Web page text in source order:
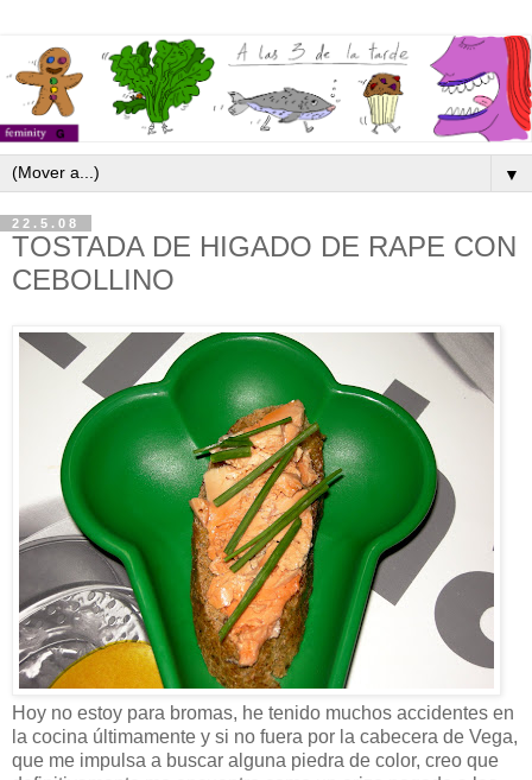
▼
22.5.08
TOSTADA DE HIGADO DE RAPE CON
CEBOLLINO
Hoy no estoy para bromas, he tenido muchos accidentes en
la cocina últimamente y si no fuera por la cabecera de Vega,
que me impulsa a buscar alguna piedra de color, creo que